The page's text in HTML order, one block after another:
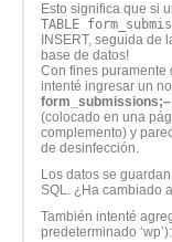
Esto significa que si
TABLE
INSERT, seguida de
base de datos!
Con fines puramente
intenté ingresar un
form_submissions;–
(colocado en una
complemento) y
de desinfección.
Los datos se
SQL. ¿Ha cambiado
También intenté
predeterminado ‘wp’):